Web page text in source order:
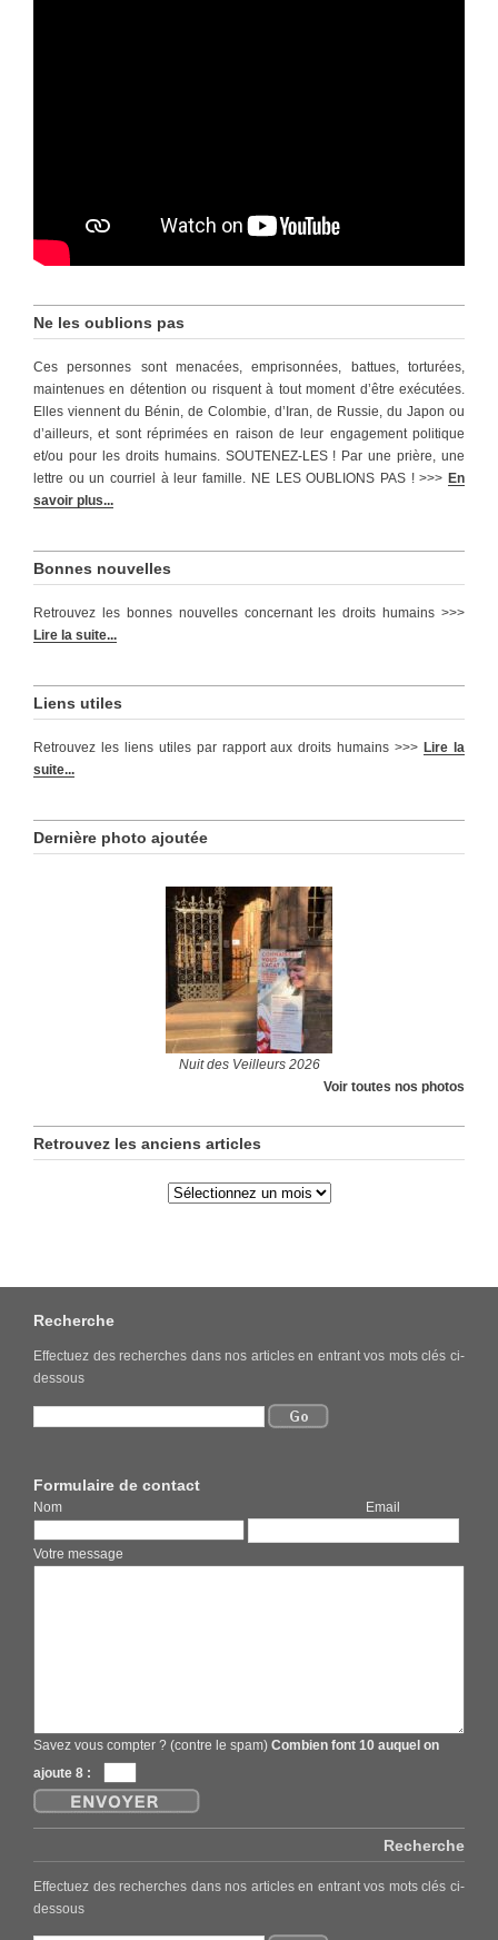
Ne les oublions pas
Ces personnes sont menacées, emprisonnées, battues, torturées,
maintenues en détention ou risquent à tout moment d’être exécutées.
Elles viennent du Bénin, de Colombie, d’Iran, de Russie, du Japon ou
d’ailleurs, et sont réprimées en raison de leur engagement politique
et/ou pour les droits humains. SOUTENEZ-LES ! Par une prière, une
lettre ou un courriel à leur famille. NE LES OUBLIONS PAS ! >>> En
savoir plus...
Bonnes nouvelles
Retrouvez les bonnes nouvelles concernant les droits humains >>>
Lire la suite...
Liens utiles
Retrouvez les liens utiles par rapport aux droits humains >>> Lire la
suite...
Dernière photo ajoutée
Nuit des Veilleurs 2026
Voir toutes nos photos
Retrouvez les anciens articles
Recherche
Effectuez des recherches dans nos articles en entrant vos mots clés ci-
dessous
Formulaire de contact
Nom Email
Votre message
Savez vous compter ? (contre le spam) Combien font 10 auquel on
ajoute 8 :
Recherche
Effectuez des recherches dans nos articles en entrant vos mots clés ci-
dessous